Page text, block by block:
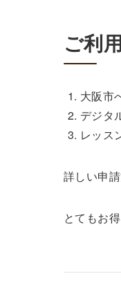
ご利
大阪市
デジタ
レッス
詳しい申
とてもお